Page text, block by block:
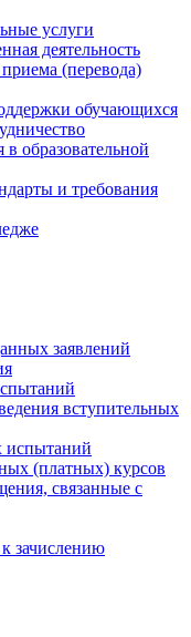
услуги
деятельность
(перевода)
обучающихся
образовательной
и требования
заявлений
вступительных
испытаний
(платных) курсов
связанные с
зачислению